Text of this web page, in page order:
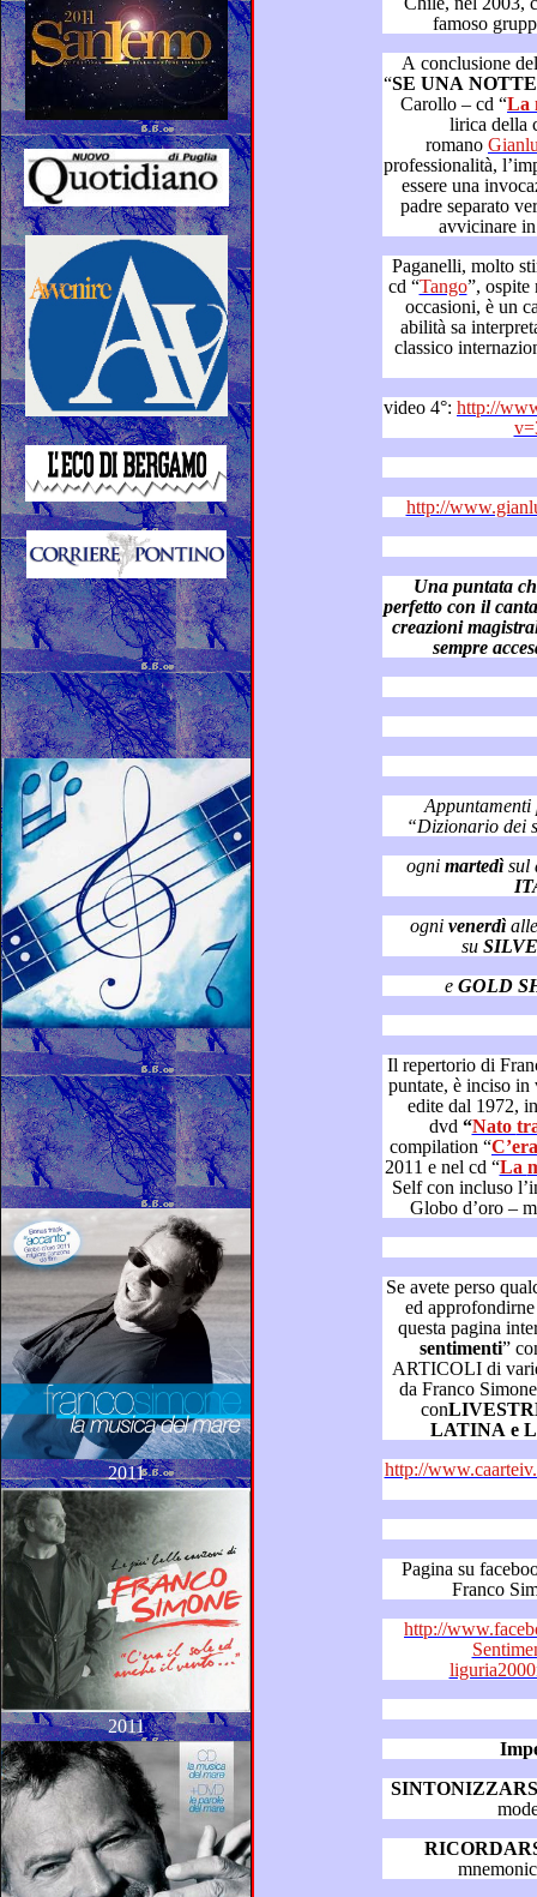
2011
2011
A conclusione della
“SE UNA NOTTE
Carollo – cd “
lirica della
romano
professionalità, l’imperiosità a
essere una invocazione di richiesta d’amore di un
padre separato verso una
Paganelli, molto stimato
cd “Tango”, ospite nel Dizionario di Simone in varie
occasioni, è un cantante
abilità sa interpretare brani sia del repertorio lirico
classico internazionale, sia del cantautorato italiano
video 4°: http://
http://
Una puntata che
perfetto con il cantautorato di ogni genere ed epoca:
creazioni magistrali in cui la
Appuntamenti
ogni martedì
ogni venerdì
su
eGOLD
Il repertorio di Franco Simone,
puntate, è inciso in varie pubblicazioni discografiche
edite dal 1972, in ultimo, nel suo cofanetto
dvd “
compilation “
2011 e nel cd “
Self
Se avete perso qualche
ed approfondirne la visione, tornate a consultare
sentimenti” con
ARTICOLI di varie testate giornalistiche scritti
da Franco Simone – in
con
http://www.caarteiv.it/dizionario
Pagina su facebook
http://